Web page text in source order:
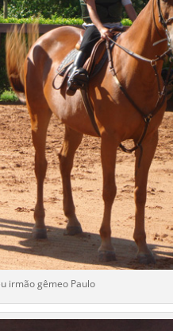
irmão gêmeo Paulo